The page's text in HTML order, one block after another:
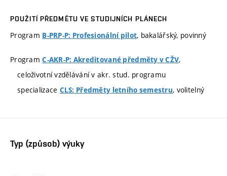
POUŽITÍ PŘEDMĚTU VE STUDIJNÍCH PLÁNECH
Program B-PRP-P: Profesionální pilot, bakalářský, povinný
ProgramC-AKR-P: Akreditované předměty v CŽV,
celoživotní vzdělávání v akr. stud. programu
specializace CLS: Předměty letního semestru, volitelný
Typ (způsob) výuky